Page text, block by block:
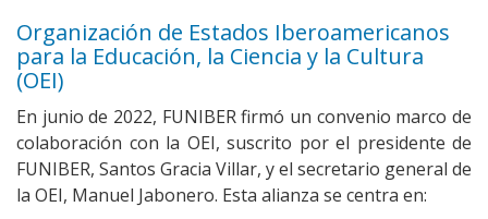
Organización de Estados Iberoamericanos
para la Educación, la Ciencia y la Cultura
(OEI)
En junio de 2022, FUNIBER firmó un convenio marco de
colaboración con la OEI, suscrito por el presidente de
FUNIBER, Santos Gracia Villar, y el secretario general de
la OEI, Manuel Jabonero. Esta alianza se centra en: